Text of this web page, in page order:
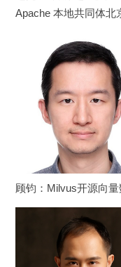
Apache 本地共同体北
顾钧：Milvus开源向